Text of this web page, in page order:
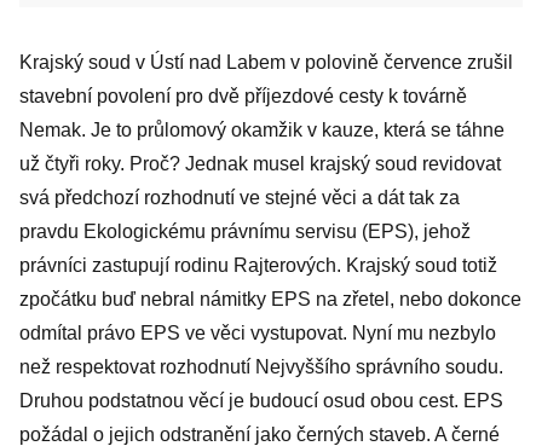
Krajský soud v Ústí nad Labem v polovině července zrušil
stavební povolení pro dvě příjezdové cesty k továrně
Nemak. Je to průlomový okamžik v kauze, která se táhne
už čtyři roky. Proč? Jednak musel krajský soud revidovat
svá předchozí rozhodnutí ve stejné věci a dát tak za
pravdu Ekologickému právnímu servisu (EPS), jehož
právníci zastupují rodinu Rajterových. Krajský soud totiž
zpočátku buď nebral námitky EPS na zřetel, nebo dokonce
odmítal právo EPS ve věci vystupovat. Nyní mu nezbylo
než respektovat rozhodnutí Nejvyššího správního soudu.
Druhou podstatnou věcí je budoucí osud obou cest. EPS
požádal o jejich odstranění jako černých staveb. A černé